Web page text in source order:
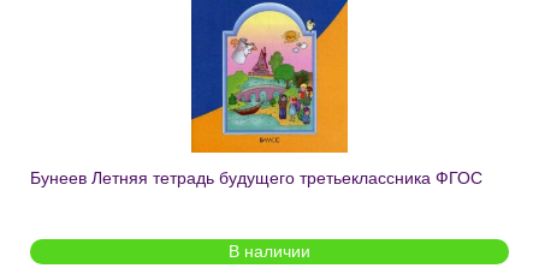
Добавить
в список
желаний
Бунеев Летняя тетрадь будущего третьеклассника ФГОС
В наличии